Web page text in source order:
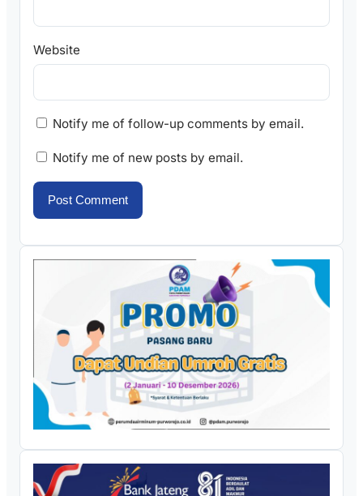
Website
Notify me of follow-up comments by email.
Notify me of new posts by email.